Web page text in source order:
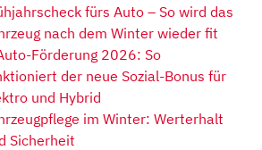
fürs Auto – So wird das
nach dem Winter wieder fit
Förderung 2026: So
der neue Sozial-Bonus für
und Hybrid
im Winter: Werterhalt
Sicherheit